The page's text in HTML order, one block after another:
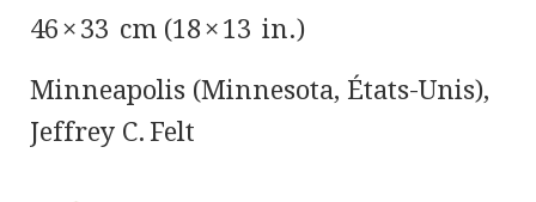
46 × 33 cm (18 × 13 in.)
Minneapolis (Minnesota, États-Unis),
Jeffrey C. Felt